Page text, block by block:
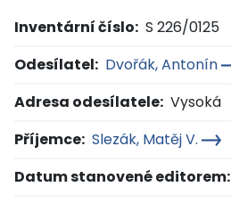
Inventární číslo: S 226/0125
Odesílatel: Dvořák, Antonín
Adresa odesílatele: Vysoká
Příjemce: Slezák, Matěj V.
Datum stanovené editorem: